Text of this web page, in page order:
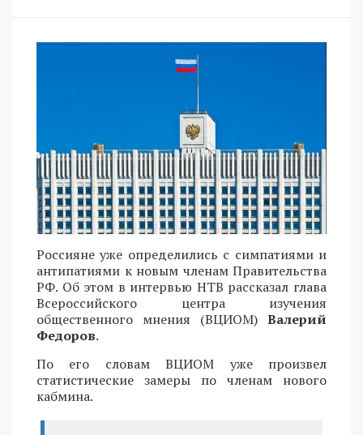
Россияне уже определились с симпатиями и
антипатиями к новым членам Правительства
РФ. Об этом в интервью НТВ рассказал глава
Всероссийского центра изучения
общественного мнения (ВЦИОМ) Валерий
Федоров.
По его словам ВЦИОМ уже произвел
статистические замеры по членам нового
кабмина.